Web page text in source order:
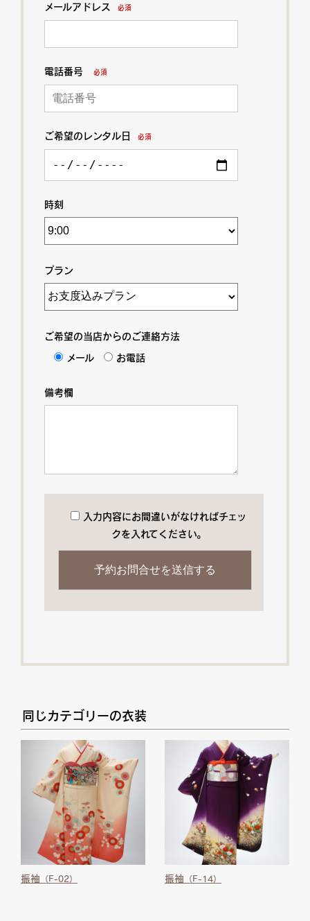
メールアドレス 必須
電話番号 必須
ご希望のレンタル日 必須
時刻
プラン
ご希望の当店からのご連絡方法
メール お電話
備考欄
入力内容にお間違いがなければチェッ
クを入れてください。
同じカテゴリーの衣装
振袖 （F-02） 振袖 （F-14）